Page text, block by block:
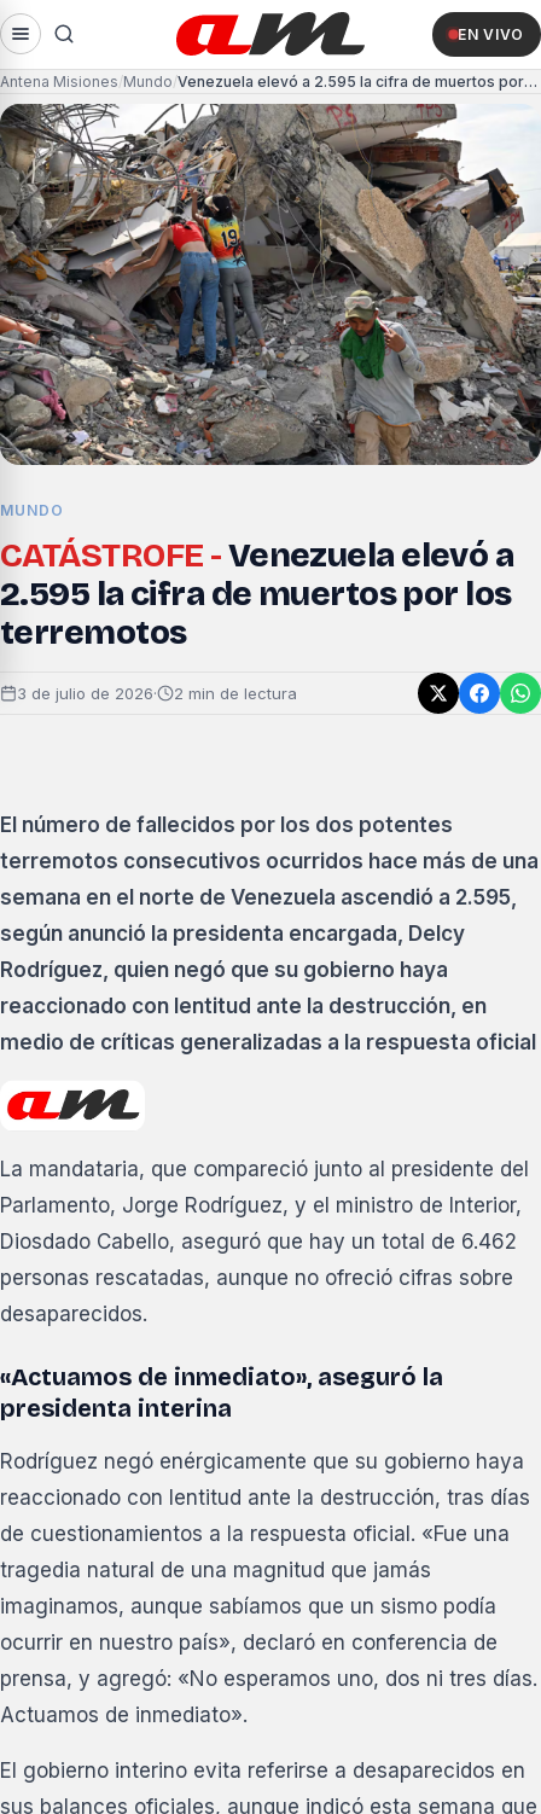
EN VIVO
Antena Misiones Mundo Venezuela elevó a 2.595 la cifra de muertos por los terremotos
MUNDO
CATÁSTROFE -Venezuela elevó a
2.595 la cifra de muertos por los
terremotos
3 de julio de 2026· 2 min de lectura
El número de fallecidos por los dos potentes
terremotos consecutivos ocurridos hace más de una
semana en el norte de Venezuela ascendió a 2.595,
según anunció la presidenta encargada, Delcy
Rodríguez, quien negó que su gobierno haya
reaccionado con lentitud ante la destrucción, en
medio de críticas generalizadas a la respuesta oficial
La mandataria, que compareció junto al presidente del
Parlamento, Jorge Rodríguez, y el ministro de Interior,
Diosdado Cabello, aseguró que hay un total de 6.462
personas rescatadas, aunque no ofreció cifras sobre
desaparecidos.
«Actuamos de inmediato», aseguró la
presidenta interina
Rodríguez negó enérgicamente que su gobierno haya
reaccionado con lentitud ante la destrucción, tras días
de cuestionamientos a la respuesta oficial. «Fue una
tragedia natural de una magnitud que jamás
imaginamos, aunque sabíamos que un sismo podía
ocurrir en nuestro país», declaró en conferencia de
prensa, y agregó: «No esperamos uno, dos ni tres días.
Actuamos de inmediato».
El gobierno interino evita referirse a desaparecidos en
sus balances oficiales, aunque indicó esta semana que